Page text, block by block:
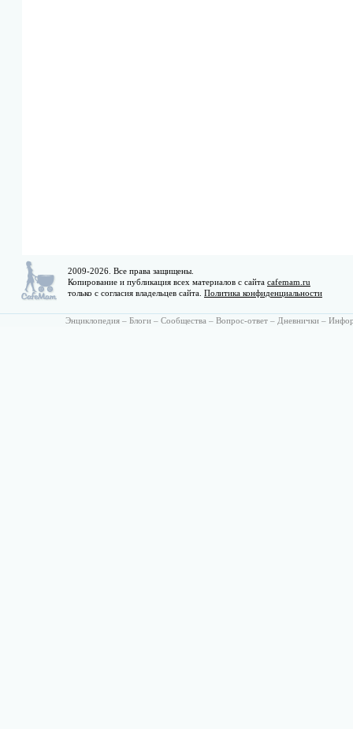
2009-2026. Все права защищены.
Копирование и публикация всех материалов с сайта cafemam.ru
только с согласия владельцев сайта. Политика конфиденциальности
Энциклопедия – Блоги – Сообщества – Вопрос-ответ – Дневнички –